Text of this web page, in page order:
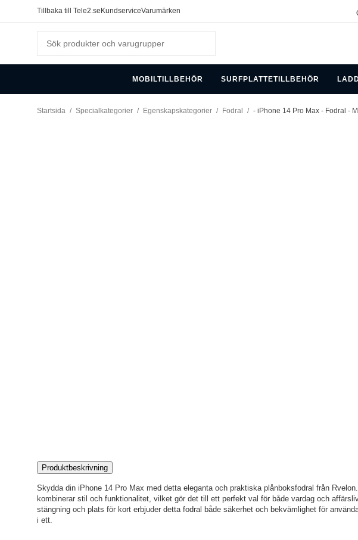
Tillbaka till Tele2.se KundserviceVarumärken
MOBILTILLBEHÖR SURFPLATTETILLBEHÖR
Startsida / Specialkategorier / Egenskapskategorier / Fodral / - iPhone 14 Pro Max - Fodral -
Produktbeskrivning
Skydda din iPhone 14 Pro Max med detta eleganta och praktiska plånboksfodral från
kombinerar stil och funktionalitet, vilket gör det till ett perfekt val för både vardag och
stängning och plats för kort erbjuder detta fodral både säkerhet och bekvämlighet för
i ett.